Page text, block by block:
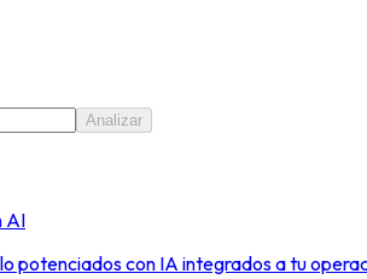
Analizar
AI
potenciados con IA integrados a tu